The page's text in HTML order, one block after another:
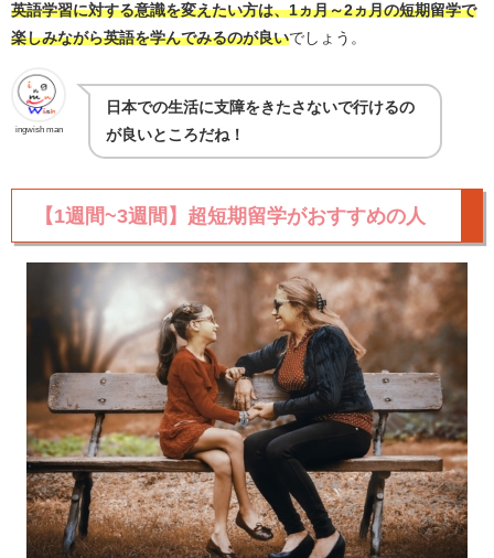
英語学習に対する意識を変えたい方は、1ヵ月～2ヵ月の短期留学で
楽しみながら英語を学んでみるのが良いでしょう。
ingwish man
日本での生活に支障をきたさないで行けるの
が良いところだね！
【1週間~3週間】超短期留学がおすすめの人